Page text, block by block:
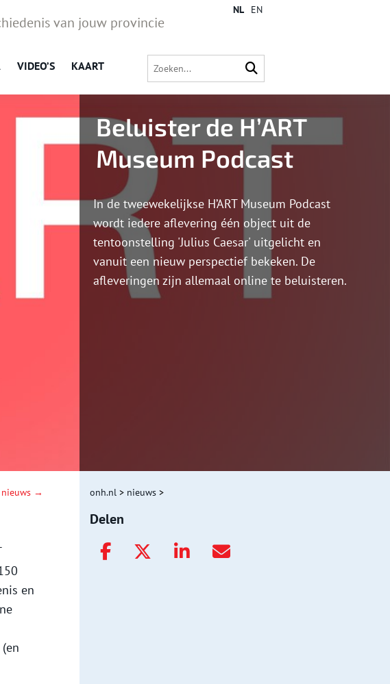
van jouw provincie
VIDEO’S KAART
NL EN
Beluister de H’ART
Museum Podcast
In de tweewekelijkse H’ART Museum Podcast
wordt iedere aflevering één object uit de
tentoonstelling 'Julius Caesar' uitgelicht en
vanuit een nieuw perspectief bekeken. De
afleveringen zijn allemaal online te beluisteren.
nieuws →
en
onh.nl > nieuws >
Delen